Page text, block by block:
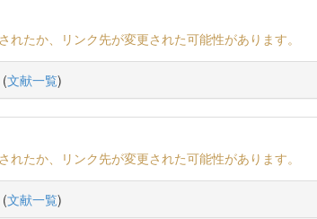
れたか、リンク先が変更された可能性があります。
(文献一覧)
れたか、リンク先が変更された可能性があります。
(文献一覧)